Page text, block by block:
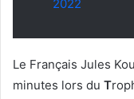
2022
Le Français Jules
minutes lors du T